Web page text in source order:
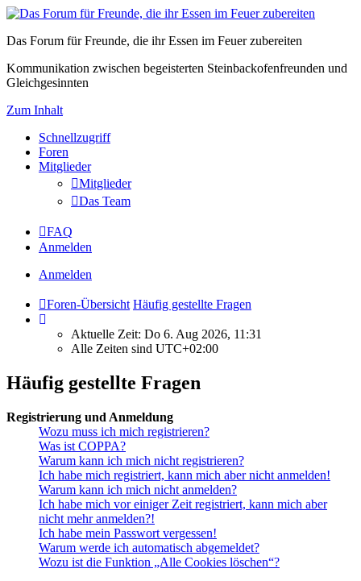
Das Forum für Freunde, die ihr Essen im Feuer zubereiten
Kommunikation zwischen begeisterten Steinbackofenfreunden und
Gleichgesinnten
Zum Inhalt
Schnellzugriff
Foren
Mitglieder
Mitglieder
Das Team
FAQ
Anmelden
Anmelden
Foren-Übersicht Häufig gestellte Fragen
Aktuelle Zeit: Do 6. Aug 2026, 11:31
Alle Zeiten sind UTC+02:00
Häufig gestellte Fragen
Registrierung und Anmeldung
Wozu muss ich mich registrieren?
Was ist COPPA?
Warum kann ich mich nicht registrieren?
Ich habe mich registriert, kann mich aber nicht anmelden!
Warum kann ich mich nicht anmelden?
Ich habe mich vor einiger Zeit registriert, kann mich aber
nicht mehr anmelden?!
Ich habe mein Passwort vergessen!
Warum werde ich automatisch abgemeldet?
Wozu ist die Funktion „Alle Cookies löschen“?